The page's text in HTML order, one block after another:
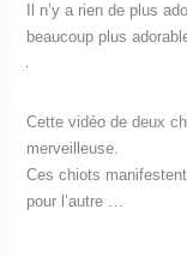
Il n’y a rien de plus
beaucoup plus
Cette vidéo de deux
merveilleuse.
Ces chiots
pour l’autre …